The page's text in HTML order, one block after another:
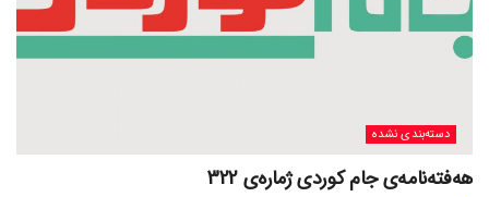
دسته‌بندی نشده
هەفتەنامەی جام کوردی ژمارەی 322